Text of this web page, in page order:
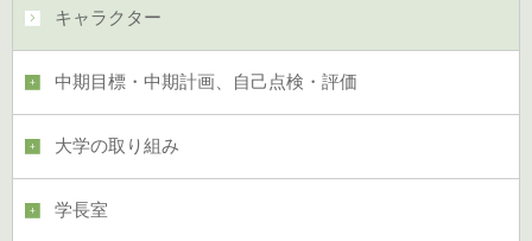
キャラクター
中期目標・中期計画、自己点検・評価
大学の取り組み
学長室